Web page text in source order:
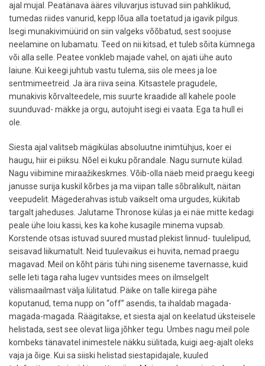
ajal mujal. Peatänava ääres viluvarjus istuvad siin pahklikud,
tumedas riides vanurid, kepp lõua alla toetatud ja igavik pilgus.
Isegi munakivimüürid on siin valgeks võõbatud, sest soojuse
neelamine on lubamatu. Teed on nii kitsad, et tuleb sõita kümnega
või alla selle. Peatee vonkleb majade vahel, on ajati ühe auto
laiune. Kui keegi juhtub vastu tulema, siis ole mees ja loe
sentmimeetreid. Ja ära riiva seina. Kitsastele pragudele,
munakivis kõrvalteedele, mis suurte kraadide all kahele poole
suunduvad- mäkke ja orgu, autojuht isegi ei vaata. Ega ta hull ei
ole.
Siesta ajal valitseb mägikülas absoluutne inimtühjus, koer ei
haugu, hiir ei piiksu. Nõel ei kuku põrandale. Nagu surnute külad.
Nagu viibimine miraažikeskmes. Võib-olla näeb meid praegu keegi
janusse surija kuskil kõrbes ja ma viipan talle sõbralikult, näitan
veepudelit. Mägederahvas istub vaikselt oma urgudes, kükitab
targalt jaheduses. Jalutame Thronose külas ja ei näe mitte kedagi
peale ühe loiu kassi, kes ka kohe kusagile minema vupsab.
Korstende otsas istuvad suured mustad plekist linnud- tuulelipud,
seisavad liikumatult. Neid tuulevaikus ei huvita, nemad praegu
magavad. Meil on kõht päris tühi ning siseneme tavernasse, kuid
selle leti taga raha lugev vuntsides mees on ilmselgelt
välismaailmast välja lülitatud. Päike on talle kiirega pähe
koputanud, tema nupp on “off” asendis, ta ihaldab magada-
magada-magada. Räägitakse, et siesta ajal on keelatud üksteisele
helistada, sest see olevat liiga jõhker tegu. Umbes nagu meil pole
kombeks tänavatel inimestele näkku sülitada, kuigi aeg-ajalt oleks
vaja ja õige. Kui sa siiski helistad siestapidajale, kuuled